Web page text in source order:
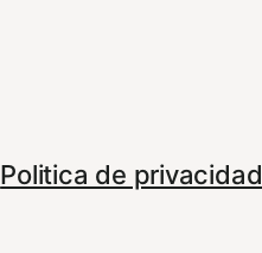
Politica de privacidad